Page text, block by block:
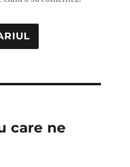
care ne